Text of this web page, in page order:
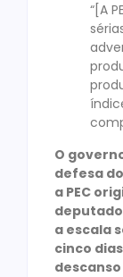
“[A
O
defesa
a PEC
a escala
cinco